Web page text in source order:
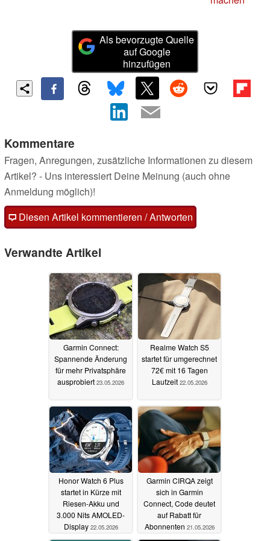
Als bevorzugte Quelle
auf Google
hinzufügen
Kommentare
Fragen, Anregungen, zusätzliche Informationen zu diesem
Artikel? - Uns interessiert Deine Meinung (auch ohne
Anmeldung möglich)!
Diesen Artikel kommentieren / Antworten
Verwandte Artikel
Garmin Connect:
Spannende Änderung
für mehr Privatsphäre
ausprobiert 23.05.2026
Realme Watch S5
startet für umgerechnet
72€ mit 16 Tagen
Laufzeit 22.05.2026
Honor Watch 6 Plus
startet in Kürze mit
Riesen-Akku und
3.000 Nits AMOLED-
Display 22.05.2026
Garmin CIRQA zeigt
sich in Garmin
Connect, Code deutet
auf Rabatt für
Abonnenten 21.05.2026